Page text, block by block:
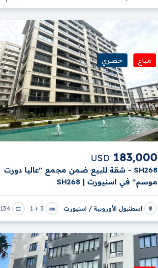
مباع حصري
183,000
USD
SH268 - شقة للبيع ضمن مجمع "عاليا دورت
موسم" في اسنيورت | SH268
اسطنبول الأوروبية / اسنيورت 3 + 1 134 م